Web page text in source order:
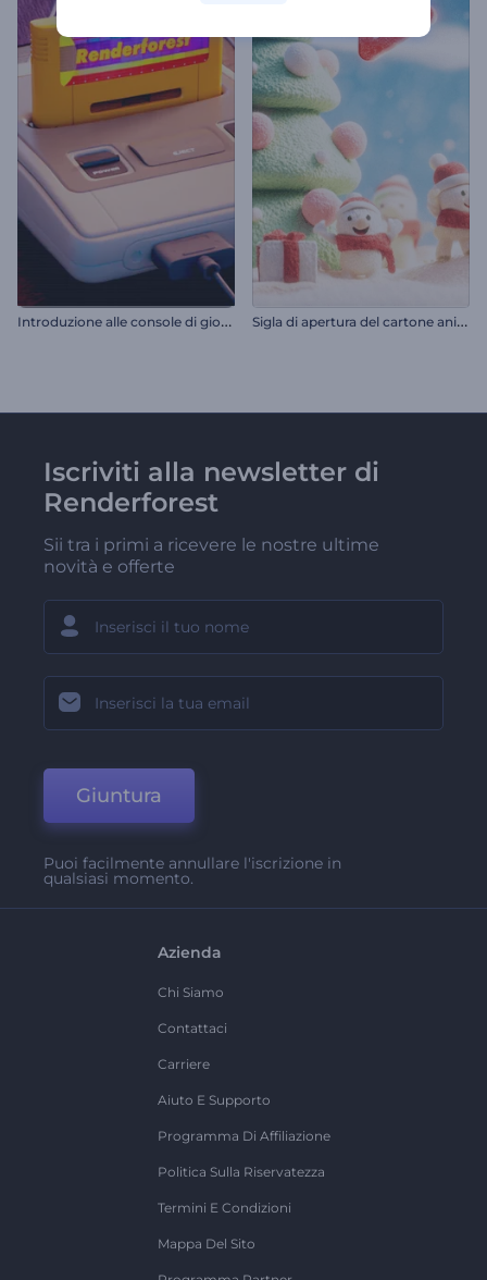
I
ntroduzione alle console di gioco retrò S
igla di apertura del cartone animato di Natale "Jolly Xmas"
Iscriviti alla newsletter di
Renderforest
Sii tra i primi a ricevere le nostre ultime
novità e offerte
Giuntura
Puoi facilmente annullare l'iscrizione in
qualsiasi momento.
Azienda
Chi Siamo
Contattaci
Carriere
Aiuto E Supporto
Programma Di Affiliazione
Politica Sulla Riservatezza
Termini E Condizioni
Mappa Del Sito